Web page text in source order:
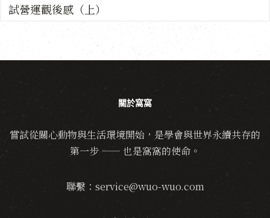
試營運觀後感（上）
關於窩窩
嘗試從關心動物與生活環境開始，是學會與世界永續共存的
第一步 —— 也是窩窩的使命。
聯繫：service@wuo-wuo.com